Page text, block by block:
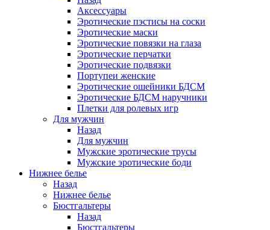
Аксессуары
Эротические пэстисы на соски
Эротические маски
Эротические повязки на глаза
Эротические перчатки
Эротические подвязки
Портупеи женские
Эротические ошейники БДСМ
Эротические БДСМ наручники
Плетки для ролевых игр
Для мужчин
Назад
Для мужчин
Мужские эротические трусы
Мужские эротические боди
Нижнее белье
Назад
Нижнее белье
Бюстгальтеры
Назад
Бюстгальтеры